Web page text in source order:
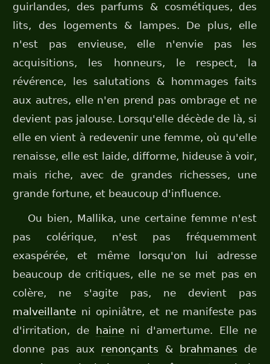
guirlandes, des parfums & cosmétiques, des
lits, des logements & lampes. De plus, elle
n'est pas envieuse, elle n'envie pas les
acquisitions, les honneurs, le respect, la
révérence, les salutations & hommages faits
aux autres, elle n'en prend pas ombrage et ne
devient pas jalouse. Lorsqu'elle décède de là, si
elle en vient à redevenir une femme, où qu'elle
renaisse, elle est laide, difforme, hideuse à voir,
mais riche, avec de grandes richesses, une
grande fortune, et beaucoup d'influence.
Ou bien, Mallika, une certaine femme n'est
pas colérique, n'est pas fréquemment
exaspérée, et même lorsqu'on lui adresse
beaucoup de critiques, elle ne se met pas en
colère, ne s'agite pas, ne devient pas
malveillante ni opiniâtre, et ne manifeste pas
d'irritation, de
haineni d'amertume. Elle ne
donne pas aux renonçants & brahmanes de